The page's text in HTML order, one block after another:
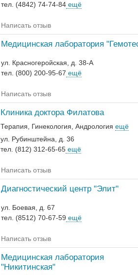
тел. (4842) 74-74-84 ещё
Написать отзыв
Медицинская лаборатория
ул. Красногеройская, д. 38-А
тел. (800) 200-95-67 ещё
Написать отзыв
Клиника доктора Филатова
Терапия Гинекология Андрология‎ ещё
ул. Рубинштейна, д. 36
тел. (812) 312-65-65 ещё
Написать отзыв
Диагностический центр "Элит"
ул. Боевая, д. 67
тел. (8512) 70-67-59 ещё
Написать отзыв
Медицинская лаборатория
"Никитинская"